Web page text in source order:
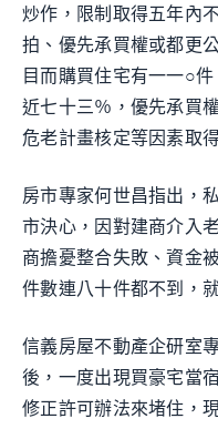
炒作，限制取得五年內
拍、優先承買權或都更
目而購買住宅有一一○
近七十三％，優先承買
危老計畫核定等因素取得
房市專家何世昌指出，
市決心，因對建商介入
商擔憂整合失敗、資金
件數連八十件都不到，
信義房屋不動產企研室
後，一度出現買豪宅當
修正許可辦法來堵住，